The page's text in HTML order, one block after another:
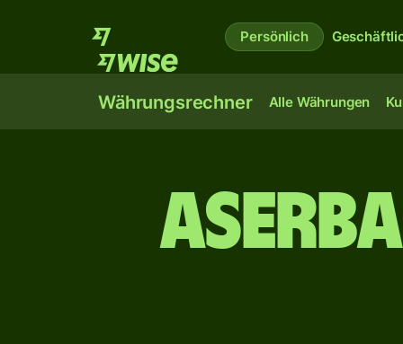
Persönlich
Währungsrechner Alle Währungen